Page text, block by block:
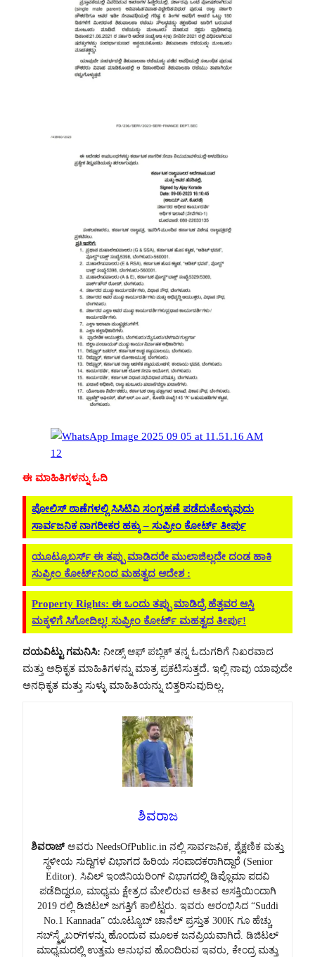
ಈ ಮಾಹಿತಿಗಳನ್ನು ಓದಿ
ಪೋಲಿಸ್ ಠಾಣೆಗಳಲ್ಲಿ ಸಿಸಿಟಿವಿ ಸಂಗ್ರಹಣೆ ಪಡೆದುಕೊಳ್ಳುವುದು
ಸಾರ್ವಜನಿಕ ನಾಗರೀಕರ ಹಕ್ಕು – ಸುಪ್ರೀಂ ಕೋರ್ಟ್‌ ತೀರ್ಪು
ಯೂಟ್ಯೂಬರ್ಸ್‌ ಈ ತಪ್ಪು ಮಾಡಿದರೇ ಮುಲಾಜಿಲ್ಲದೇ ದಂಡ ಹಾಕಿ
ಸುಪ್ರೀಂ ಕೋರ್ಟ್‌ನಿಂದ ಮಹತ್ವದ ಆದೇಶ :
Property Rights: ಈ ಒಂದು ತಪ್ಪು ಮಾಡಿದ್ರೆ ಹೆತ್ತವರ ಆಸ್ತಿ
ಮಕ್ಕಳಿಗೆ ಸಿಗೋದಿಲ್ಲ! ಸುಪ್ರೀಂ ಕೋರ್ಟ್‌ ಮಹತ್ವದ ತೀರ್ಪು!
ದಯವಿಟ್ಟು ಗಮನಿಸಿ: ನೀಡ್ಸ್ ಆಫ್ ಪಬ್ಲಿಕ್ ತನ್ನ ಓದುಗರಿಗೆ ನಿಖರವಾದ
ಮತ್ತು ಅಧಿಕೃತ ಮಾಹಿತಿಗಳನ್ನು ಮಾತ್ರ ಪ್ರಕಟಿಸುತ್ತದೆ. ಇಲ್ಲಿ ನಾವು ಯಾವುದೇ
ಅನಧಿಕೃತ ಮತ್ತು ಸುಳ್ಳು ಮಾಹಿತಿಯನ್ನು ಬಿತ್ತರಿಸುವುದಿಲ್ಲ.
ಶಿವರಾಜ
ಶಿವರಾಜ್ಅವರು NeedsOfPublic.in ನಲ್ಲಿ ಸಾರ್ವಜನಿಕ, ಶೈಕ್ಷಣಿಕ ಮತ್ತು
ಸ್ಥಳೀಯ ಸುದ್ದಿಗಳ ವಿಭಾಗದ ಹಿರಿಯ ಸಂಪಾದಕರಾಗಿದ್ದಾರೆ (Senior
Editor). ಸಿವಿಲ್ ಇಂಜಿನಿಯರಿಂಗ್ ವಿಭಾಗದಲ್ಲಿ ಡಿಪ್ಲೊಮಾ ಪದವಿ
ಪಡೆದಿದ್ದರೂ, ಮಾಧ್ಯಮ ಕ್ಷೇತ್ರದ ಮೇಲಿರುವ ಅತೀವ ಆಸಕ್ತಿಯಿಂದಾಗಿ
2019 ರಲ್ಲಿ ಡಿಜಿಟಲ್ ಜಗತ್ತಿಗೆ ಕಾಲಿಟ್ಟರು. ಇವರು ಆರಂಭಿಸಿದ “Suddi
No.1 Kannada” ಯೂಟ್ಯೂಬ್ ಚಾನೆಲ್ ಪ್ರಸ್ತುತ 300K ಗೂ ಹೆಚ್ಚು
ಸಬ್‌ಸ್ಕ್ರೈಬರ್‌ಗಳನ್ನು ಹೊಂದುವ ಮೂಲಕ ಜನಪ್ರಿಯವಾಗಿದೆ. ಡಿಜಿಟಲ್
ಮಾಧ್ಯಮದಲ್ಲಿ ಉತ್ತಮ ಅನುಭವ ಹೊಂದಿರುವ ಇವರು, ಕೇಂದ್ರ ಮತ್ತು